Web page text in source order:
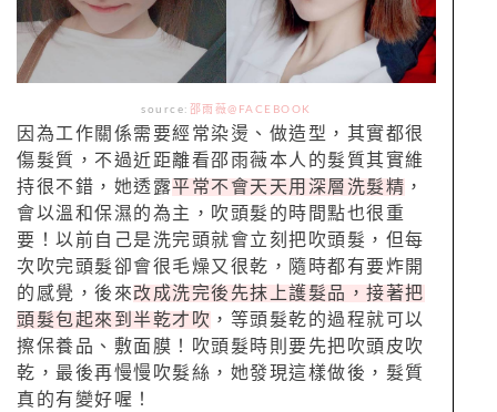
source: 邵雨薇@FACEBOOK
因為工作關係需要經常染燙、做造型，其實都很
傷髮質，不過近距離看邵雨薇本人的髮質其實維
持很不錯，她透露平常不會天天用深層洗髮精 ，
會以溫和保濕的為主，吹頭髮的時間點也很重
要！以前自己是洗完頭就會立刻把吹頭髮，但每
次吹完頭髮卻會很毛燥又很乾，隨時都有要炸開
的感覺，後來改成洗完後先抹上護髮品，接著把
頭髮包起來到半乾才吹 ，等頭髮乾的過程就可以
擦保養品、敷面膜！吹頭髮時則要先把吹頭皮吹
乾，最後再慢慢吹髮絲，她發現這樣做後，髮質
真的有變好喔！